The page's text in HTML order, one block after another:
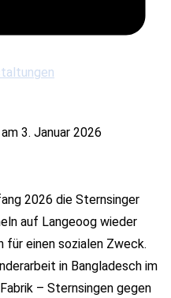
3. Januar 2026
2026 die Sternsinger
auf Langeoog wieder
für einen sozialen Zweck.
in Bangladesch im
– Sternsingen gegen